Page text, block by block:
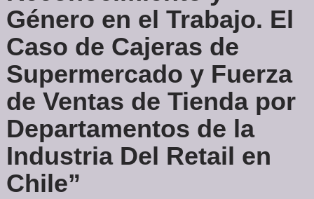
Género en el Trabajo. El
Caso de Cajeras de
Supermercado y Fuerza
de Ventas de Tienda por
Departamentos de la
Industria Del Retail en
Chile”